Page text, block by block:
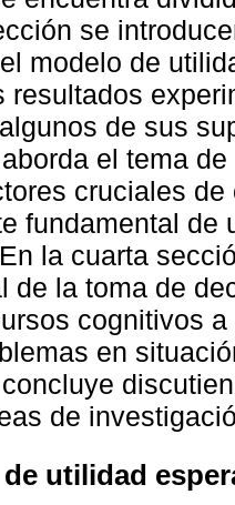
se
modelo de
resultados
de sus
el tema
cruciales
fundamental de
la cuarta
de la toma de
cognitivos
en
de
utilidad